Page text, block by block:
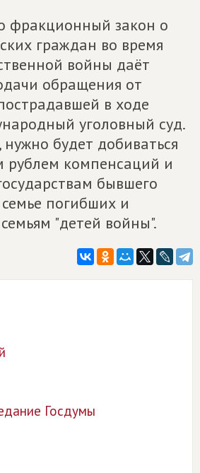
фракционный закон о
граждан во время
войны даёт
обращения от
в ходе
уголовный суд.
будет добиваться
компенсаций и
бывшего
погибших и
"детей войны".
Госдумы